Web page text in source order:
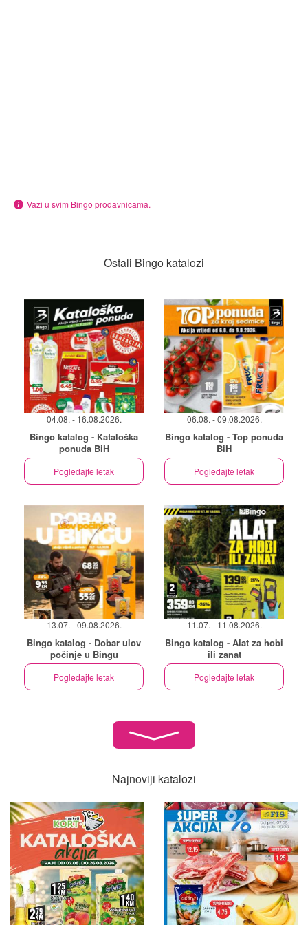
Važi u svim Bingo prodavnicama.
Ostali Bingo katalozi
04.08. - 16.08.2026.
Bingo katalog - Kataloška
ponuda BiH
Pogledajte letak
06.08. - 09.08.2026.
Bingo katalog - Top ponuda
BiH
Pogledajte letak
13.07. - 09.08.2026.
Bingo katalog - Dobar ulov
počinje u Bingu
Pogledajte letak
11.07. - 11.08.2026.
Bingo katalog - Alat za hobi
ili zanat
Pogledajte letak
Najnoviji katalozi